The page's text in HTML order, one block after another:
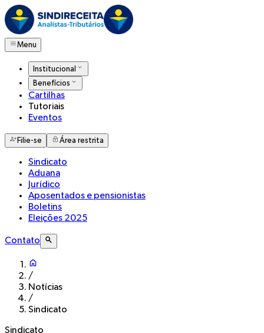
Menu
Institucional
Benefícios
Cartilhas
Tutoriais
Eventos
Filie-se Área restrita
Sindicato
Aduana
Jurídico
Aposentados e pensionistas
Boletins
Eleições 2025
Contato
/
Notícias
/
Sindicato
Sindicato